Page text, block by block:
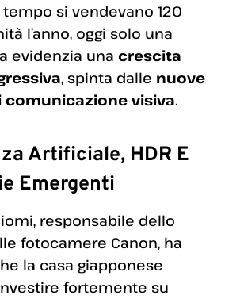
si vendevano 120
l’anno, oggi solo una
evidenzia una crescita
, spinta dalle nuove
comunicazione visiva.
Artificiale, HDR E
Emergenti
responsabile dello
fotocamere Canon, ha
la casa giapponese
fortemente su